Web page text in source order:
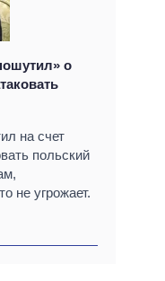
о
на счет
польский
не угрожает.